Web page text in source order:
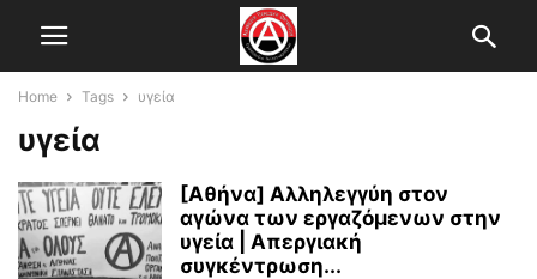
Home Tags υγεία
υγεία
[Αθήνα] Αλληλεγγύη στον
αγώνα των εργαζόμενων στην
υγεία | Απεργιακή
συγκέντρωση...